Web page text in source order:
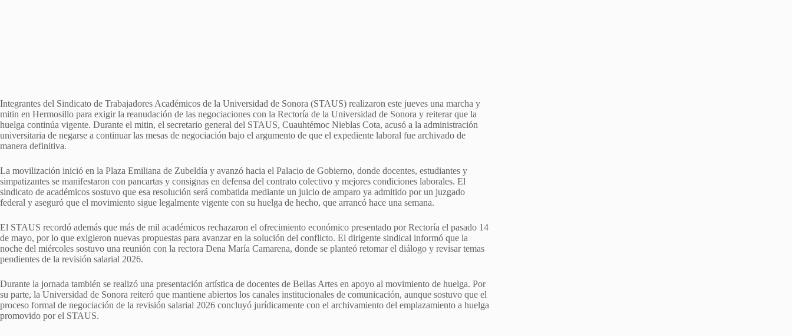
Integrantes del Sindicato de Trabajadores Académicos de la Universidad de Sonora (STAUS) realizaron este jueves una marcha y
mitin en Hermosillo para exigir la reanudación de las negociaciones con la Rectoría de la Universidad de Sonora y reiterar que la
huelga continúa vigente. Durante el mitin, el secretario general del STAUS, Cuauhtémoc Nieblas Cota, acusó a la administración
universitaria de negarse a continuar las mesas de negociación bajo el argumento de que el expediente laboral fue archivado de
manera definitiva.
La movilización inició en la Plaza Emiliana de Zubeldía y avanzó hacia el Palacio de Gobierno, donde docentes, estudiantes y
simpatizantes se manifestaron con pancartas y consignas en defensa del contrato colectivo y mejores condiciones laborales. El
sindicato de académicos sostuvo que esa resolución será combatida mediante un juicio de amparo ya admitido por un juzgado
federal y aseguró que el movimiento sigue legalmente vigente con su huelga de hecho, que arrancó hace una semana.
El STAUS recordó además que más de mil académicos rechazaron el ofrecimiento económico presentado por Rectoría el pasado 14
de mayo, por lo que exigieron nuevas propuestas para avanzar en la solución del conflicto. El dirigente sindical informó que la
noche del miércoles sostuvo una reunión con la rectora Dena María Camarena, donde se planteó retomar el diálogo y revisar temas
pendientes de la revisión salarial 2026.
Durante la jornada también se realizó una presentación artística de docentes de Bellas Artes en apoyo al movimiento de huelga. Por
su parte, la Universidad de Sonora reiteró que mantiene abiertos los canales institucionales de comunicación, aunque sostuvo que el
proceso formal de negociación de la revisión salarial 2026 concluyó jurídicamente con el archivamiento del emplazamiento a huelga
promovido por el STAUS.